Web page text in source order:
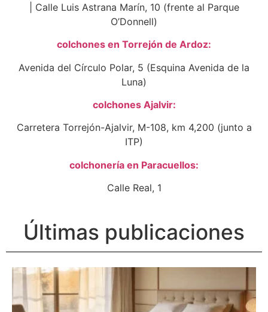
| Calle Luis Astrana Marín, 10 (frente al Parque
O’Donnell)
colchones en Torrejón de Ardoz:
Avenida del Círculo Polar, 5 (Esquina Avenida de la
Luna)
colchones Ajalvir:
Carretera Torrejón-Ajalvir, M-108, km 4,200 (junto a
ITP)
colchonería en Paracuellos:
Calle Real, 1
Últimas publicaciones